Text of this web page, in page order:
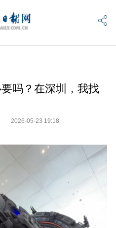
吗？在深圳，我找
2026-05-23 19:18